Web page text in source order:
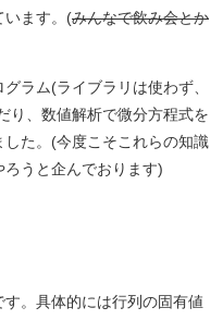
います。(みんなで飲み会とか
ラム(ライブラリは使わず、
り、数値解析で微分方程式を
た。(今度こそこれらの知識
うと企んでおります)
。具体的には行列の固有値